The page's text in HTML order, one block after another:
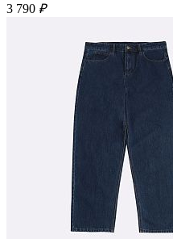
3 790 ₽